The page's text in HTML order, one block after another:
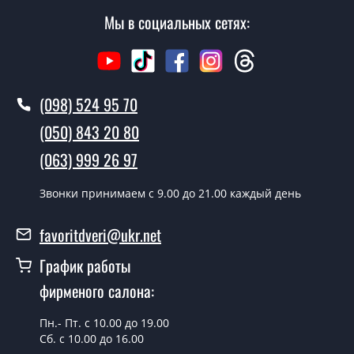
Вызов замерщика-консультанта стоит 500 грн.
Вы производите установку
межкомнатных дверей ТМ Фаворит?
Да производим. Монтаж межкомнатных дверей ТМ
Фаворит производится согласно очереди, во все дни
кроме воскресенья.
Modern-76-mirror milk?
Стоимость установки дверей Modern-76-mirror milk - от
1800 грн.
Можно на сегодня вызвать
замерщика?
Мы в социальных сетях:
(098) 524 95 70
(050) 843 20 80
(063) 999 26 97
Звонки принимаем c 9.00 до 21.00 каждый день
favoritdveri@ukr.net
График работы
фирменого салона:
Пн.- Пт. с 10.00 до 19.00
Сб. с 10.00 до 16.00